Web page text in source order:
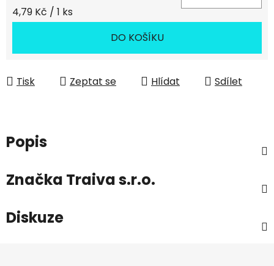
Měrná cena:
4,79 Kč / 1 ks
DO KOŠÍKU
Tisk Zeptat se Hlídat Sdílet
Popis
Značka Traiva s.r.o.
Diskuze